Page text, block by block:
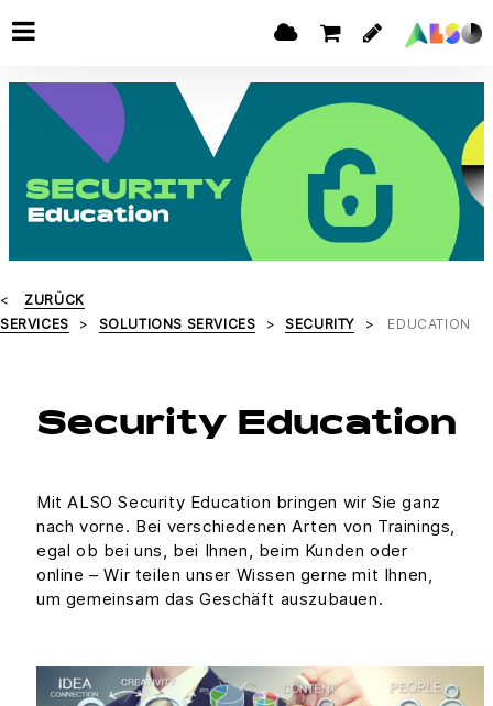
ZURÜCK
SERVICES
SOLUTIONS SERVICES SECURITY EDUCATION
Security Education
Mit ALSO Security Education bringen wir Sie ganz
nach vorne. Bei verschiedenen Arten von Trainings,
egal ob bei uns, bei Ihnen, beim Kunden oder
online – Wir teilen unser Wissen gerne mit Ihnen,
um gemeinsam das Geschäft auszubauen.